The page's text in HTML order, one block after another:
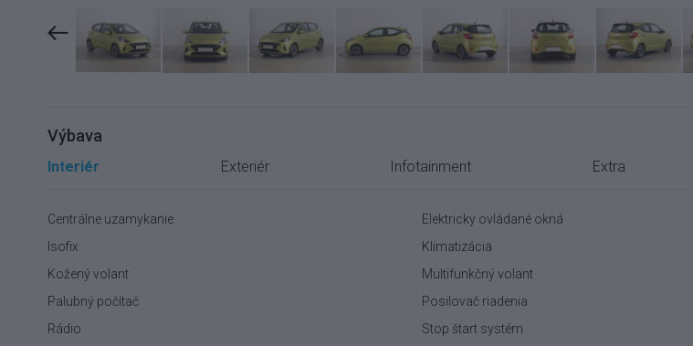
Výbava
Interiér Exteriér Infotainment Extra
Centrálne uzamykanie
Elektricky ovládané okná
Isofix
Klimatizácia
Kožený volant
Multifunkčný volant
Palubný počítač
Posilovač riadenia
Rádio
Stop štart systém